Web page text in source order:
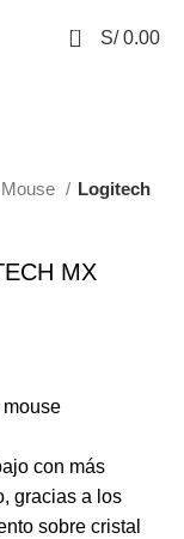
0 S/0.00
Mouse Logitech
MX
mouse
con más
gracias a los
sobre cristal